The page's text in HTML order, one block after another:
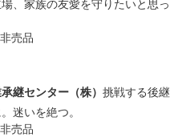
、家族の友愛を守りたいと思っ
売品
継センター（株） 挑戦する後継
迷いを絶つ。
売品